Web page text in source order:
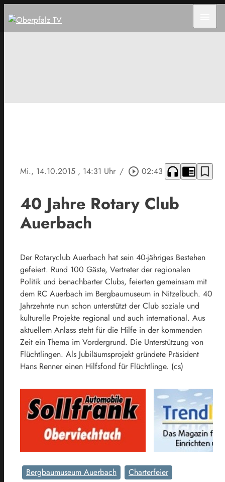
Mi., 14.10.2015 , 14:31 Uhr / play_circle_outline 02:43 headphones chrome_reader_mode bookmark_border
40 Jahre Rotary Club
Auerbach
Der Rotaryclub Auerbach hat sein 40-jähriges Bestehen
gefeiert. Rund 100 Gäste, Vertreter der regionalen
Politik und benachbarter Clubs, feierten gemeinsam mit
dem RC Auerbach im Bergbaumuseum in Nitzelbuch. 40
Jahrzehnte nun schon unterstützt der Club soziale und
kulturelle Projekte regional und auch international. Aus
aktuellem Anlass steht für die Hilfe in der kommenden
Zeit ein Thema im Vordergrund. Die Unterstützung von
Flüchtlingen. Als Jubiläumsprojekt gründete Präsident
Hans Renner einen Hilfsfond für Flüchtlinge. (cs)
Bergbaumuseum Auerbach
Charterfeier